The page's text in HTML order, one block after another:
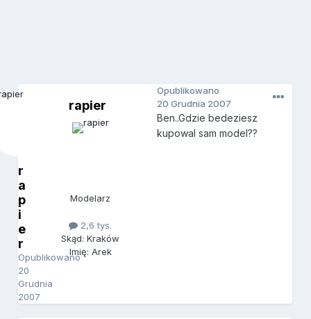
r
a
p
i
e
r
Opublikowano
20
Grudnia
2007
rapier
Modelarz
2,6 tys.
Skąd: Kraków
Imię: Arek
Opublikowano
20 Grudnia 2007
Ben..Gdzie bedeziesz
kupowal sam model??